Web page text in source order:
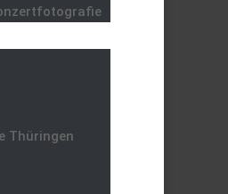
Thüringen